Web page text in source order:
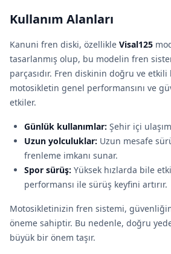
Kullanım Alanları
Kanuni fren diski, özellikle Visal125
tasarlanmış olup, bu modelin fren
parçasıdır. Fren diskinin doğru ve etkili
motosikletin genel performansını ve
etkiler.
Günlük kullanımlar: Şehir içi
Uzun yolculuklar: Uzun mesafe
frenleme imkanı sunar.
Spor sürüş: Yüksek hızlarda bile
performansı ile sürüş keyfini artırır.
Motosikletinizin fren sistemi,
öneme sahiptir. Bu nedenle, doğru
büyük bir önem taşır.